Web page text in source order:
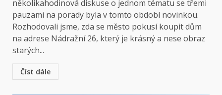
několikahodinová diskuse o jednom tématu se třemi
pauzami na porady byla v tomto období novinkou.
Rozhodovali jsme, zda se město pokusí koupit dům
na adrese Nádražní 26, který je krásný a nese obraz
starých...
Číst dále